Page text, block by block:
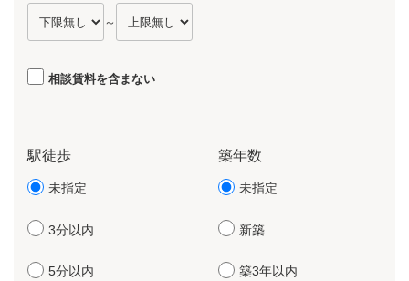
～
相談賃料を含まない
駅徒歩
未指定
3分以内
5分以内
築年数
未指定
新築
築3年以内